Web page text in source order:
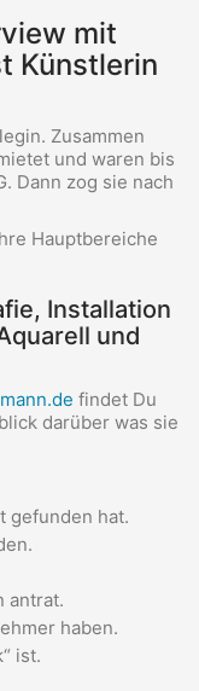
mit
Künstlerin
Zusammen
und waren bis
Dann zog sie nach
Hauptbereiche
Installation
und
findet Du
darüber was sie
gefunden hat.
antrat.
haben.
ist.